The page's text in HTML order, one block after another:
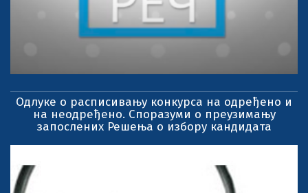
Одлуке о расписивању конкурса на одређено и
на неодређено. Споразуми о преузимању
запослених Решења о избору кандидата